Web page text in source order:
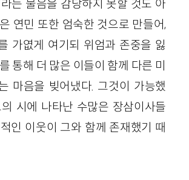
는 물음을 감당하지 못할 것도 아
연민 또한 엄숙한 것으로 만들어,
가엾게 여기되 위엄과 존중을 잃
통해 더 많은 이들이 함께 다른 미
마음을 빚어냈다. 그것이 가능했
시에 나타난 수많은 장삼이사들
인 이웃이 그와 함께 존재했기 때